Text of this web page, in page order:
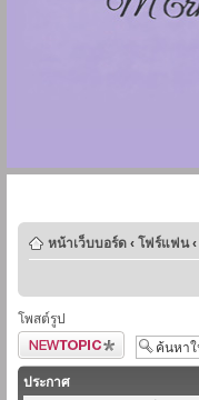
หน้าเว็บบอร์ด ‹ โฟร์แฟน ‹
โพสต์รูป
ตั้งกระทู้ใหม่
ประกาศ